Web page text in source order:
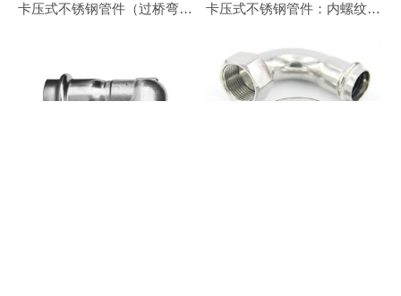
卡压式不锈钢管件（过桥弯头）管桥 卡压式不锈钢管件：内螺纹三通转换接头